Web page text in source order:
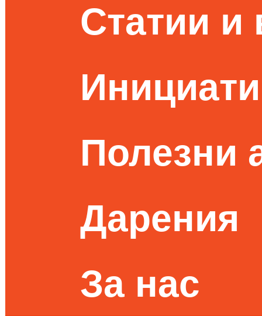
Статии и
Полезни
Дарения
За нас